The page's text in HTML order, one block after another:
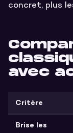
concret, plus
avec
Critère
Brise les